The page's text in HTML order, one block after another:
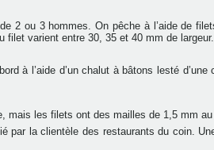
2 ou 3 hommes. On pêche à l’aide de
filet varient entre 30, 35 et 40 mm de largeur.
à l’aide d’un chalut à bâtons lesté d’une
mais les filets ont des mailles de 1,5 mm
par la clientèle des restaurants du coin.